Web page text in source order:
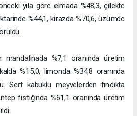
yıla göre elmada %48,3, çilekte
%44,1, kirazda %70,6, üzümde
mandalinada %7,1 oranında üretim
%15,0, limonda %34,8 oranında
Sert kabuklu meyvelerden fındıkta
fıstığında %61,1 oranında üretim